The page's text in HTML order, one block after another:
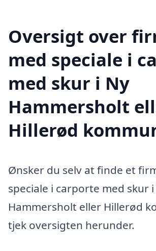
Oversigt over
med speciale i
med skur i Ny
Hammersholt
Hillerød
Ønsker du selv at finde et
speciale i carporte med skur
Hammersholt eller Hillerød
tjek oversigten herunder.